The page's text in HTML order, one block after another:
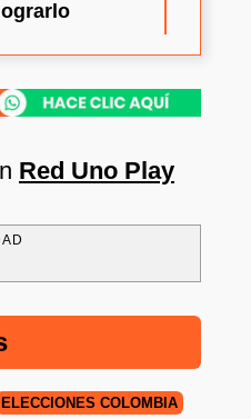
Red Uno Play
ELECCIONES COLOMBIA